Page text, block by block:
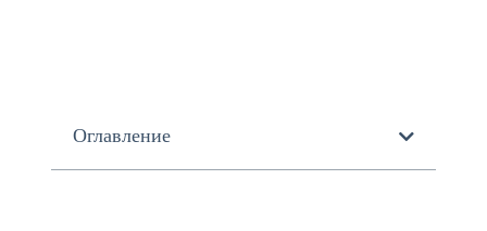
Оглавление